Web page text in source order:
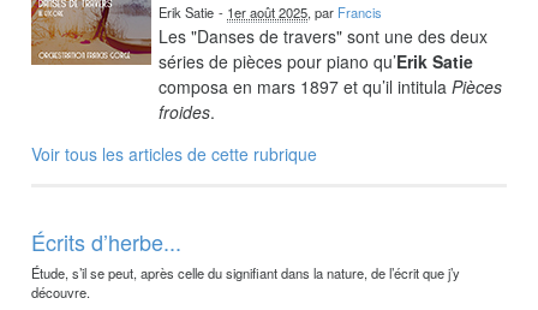
Erik Satie - 1er août 2025, par Francis
Les "Danses de travers" sont une des deux
séries de pièces pour piano qu’Erik Satie
composa en mars 1897 et qu’il intitulaPièces
froides.
Voir tous les articles de cette rubrique
Écrits d’herbe...
Étude, s’il se peut, après celle du signifiant dans la nature, de l’écrit que j’y
découvre.